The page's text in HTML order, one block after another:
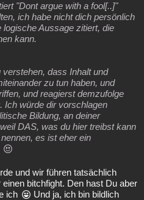
"Dont argue with a fool[..]"
ich habe nicht dich persönlich
Aussage zitiert, die
kann.
dass Inhalt und
zu tun haben, und
und reagierst demzufolge
Ich würde dir vorschlagen
Bildung, an deiner
DAS, was du hier treibst kann
es ist eher ein
und wir führen tatsächlich
bitchfight. Den hast Du aber
ich
Und ja, ich bin bildlich